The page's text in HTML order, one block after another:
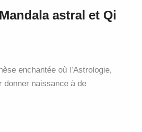
astral et Qi
enchantée où l’Astrologie,
donner naissance à de